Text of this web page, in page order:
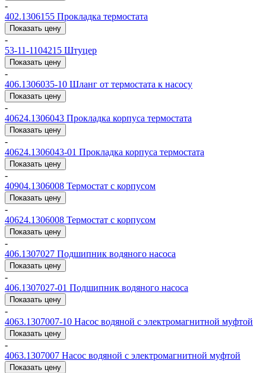
-
402.1306155 Прокладка термостата
Показать цену
-
53-11-1104215 Штуцер
Показать цену
-
406.1306035-10 Шланг от термостата к насосу
Показать цену
-
40624.1306043 Прокладка корпуса термостата
Показать цену
-
40624.1306043-01 Прокладка корпуса термостата
Показать цену
-
40904.1306008 Термостат с корпусом
Показать цену
-
40624.1306008 Термостат с корпусом
Показать цену
-
406.1307027 Подшипник водяного насоса
Показать цену
-
406.1307027-01 Подшипник водяного насоса
Показать цену
-
4063.1307007-10 Насос водяной с электромагнитной муфтой
Показать цену
-
4063.1307007 Насос водяной с электромагнитной муфтой
Показать цену